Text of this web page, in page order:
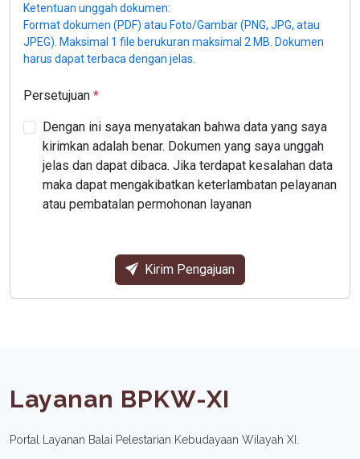
Ketentuan unggah dokumen:
Format dokumen (PDF) atau Foto/Gambar (PNG, JPG, atau
JPEG). Maksimal 1 file berukuran maksimal 2 MB. Dokumen
harus dapat terbaca dengan jelas.
Persetujuan
Dengan ini saya menyatakan bahwa data yang saya
kirimkan adalah benar. Dokumen yang saya unggah
jelas dan dapat dibaca. Jika terdapat kesalahan data
maka dapat mengakibatkan keterlambatan pelayanan
atau pembatalan permohonan layanan
Kirim Pengajuan
Layanan BPKW-XI
Portal Layanan Balai Pelestarian Kebudayaan Wilayah XI.